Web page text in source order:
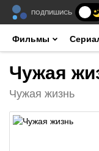
ПОДПИШИСЬ
Фильмы
Чужая
Чужая жизнь